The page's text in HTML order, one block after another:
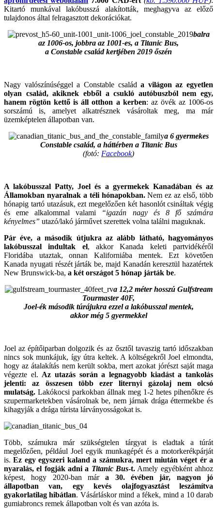
Kitartó munkával lakóbusszá alakították, meghagyva az előző
tulajdonos által felragasztott dekorációkat.
balra
az 1006-os, jobbra az 1001-es, a Titanic Bus,
a Constable család kertjében 2019 őszén
Nagy valószínúséggel a Constable családa világon az egyetlen
olyan család, akiknek ebből a csukló autóbuszból nem egy,
hanem rögtön kettő is áll otthon a kerben: az övék az 1006-os
sorszámú is, amelyet alkatrésznek vásároltak meg, ma már
üzemképtelen állapotban van.
a 6 gyermekes
Constable család, a háttérben a Titanic Bus
(fotó: Facebook)
A lakóbusszal Patty, Joel és a gyermekek Kanadában és az
Államokban nyaralnak a téli hónapokban.Nem ez az első, több
hónapig tartó utazásuk, ezt megelőzően két hasonlót csináltak végig
és eme alkalommal valami “igazán nagy és 8 fő számára
kényelmes” utazó/lakó járművet szerettek volna találni maguknak.
Pár éve, a második útjukra az alább látható, hagyományos
lakóbusszal indultak el, akkor Kanada keleti partvidékéről
Floridába utaztak, onnan Kaliforniába mentek. Ezt követően
Kanada nyugati részét járták be, majd Kanadán keresztül hazatértek
New Brunswick-ba, a két országot 5 hónap járták be.
a 12,2 méter hosszú Gulfstream
Tourmaster 40F,
Joel-ék második túrájukra ezzel a lakóbusszal mentek,
akkor még 5 gyermekkel
Joel az építőiparban dolgozik és az ősztől tavaszig tartó időszakban
nincs sok munkájuk, így útra keltek. A költségekről Joel elmondta,
hogy az átalakítás nem került sokba, mert azokat jórészt saját maga
végezte el. Az utazás során a legnagyobb kiadást a tankolás
jelenti: az összesen több ezer liternyi gázolaj nem olcsó
mulatság. Lakókocsi parkokban állnak meg 1-2 hetes pihenőkre és
szupermarketekben vásárolnak be, nem járnak drága éttermekbe és
kihagyják a drága túrista lárványosságokat is.
Több, számukra már szükségtelen tárgyat is eladtak a túrát
megelőzően, például Joel egyik munkagépét és a motorkerékpárját
is.Ez egy egyszeri kaland a számukra, mert miután véget ér a
nyaralás, el fogják adni a Titanic Bus-t. Amely egyébként ahhoz
képest, hogy 2020-ban mára 30. évében jár, nagyon jó
állapotban van, egy kevés olajfogyasztást leszámítva
gyakorlatilag hibátlan. Vásárláskor mind a fékek, mind a 10 darab
gumiabroncs remek állapotban volt és van azóta is.